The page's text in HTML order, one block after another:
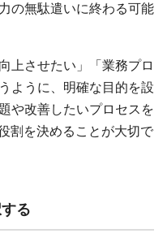
の無駄遣いに終わる可能
上させたい」「業務プロ
ように、明確な目的を設
や改善したいプロセスを
割を決めることが大切で
る